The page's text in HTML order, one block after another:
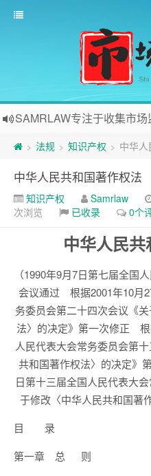
SAMRLAW专注于收集市
> 法规 > 知识产权 > 中华
中华人民共和国著作权法
知识产权 Samrlaw
次浏览
已收录 0个
中华人民
（1990年9月7日第七届全国
会议通过 根据2001年10月
务委员会第二十四次会议《
法〉的决定》第一次修正 根
人民代表大会常务委员会第
共和国著作权法〉的决定》
日第十三届全国人民代表大
于修改〈中华人民共和国著
目 录
第一章 总 则